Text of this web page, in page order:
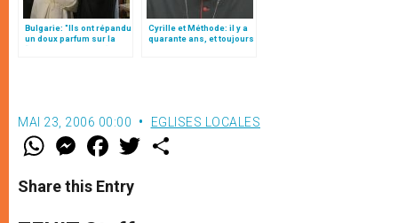
Bulgarie: "Ils ont répandu
un doux parfum sur la
“Terre des roses”" (texte
Cyrille et Méthode: il y a
quarante ans, et toujours
MAI 23, 2006 00:00 EGLISES LOCALES
W
t
s
M
e
s
e
F
a
e
b
w
Share this Entry